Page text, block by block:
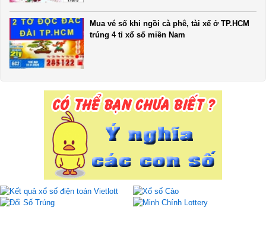
Mua vé số khi ngồi cà phê, tài xế ở TP.HCM
trúng 4 tỉ xổ số miền Nam